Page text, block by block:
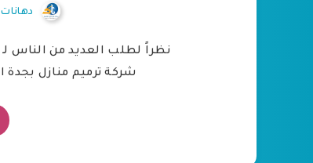
نظراً لطلب العديد من الناس
شركة ترميم منازل